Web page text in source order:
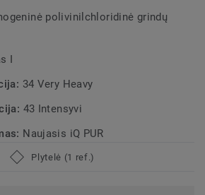
polivinilchloridinė grindų
I
34 Very Heavy
43 Intensyvi
Naujasis iQ PUR
Plytelė (1 ref.)